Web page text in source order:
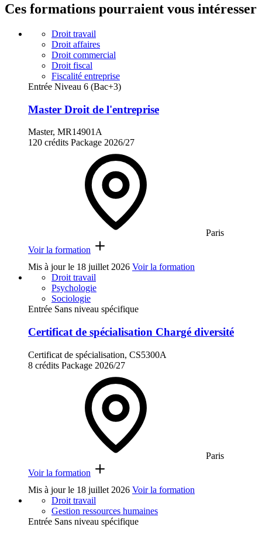
Ces formations pourraient vous intéresser
Droit travail
Droit affaires
Droit commercial
Droit fiscal
Fiscalité entreprise
Entrée Niveau 6 (Bac+3)
Master Droit de l'entreprise
Master, MR14901A
120 crédits Package 2026/27
Paris
Voir la formation
Mis à jour le 18 juillet 2026 Voir la formation
Droit travail
Psychologie
Sociologie
Entrée Sans niveau spécifique
Certificat de spécialisation Chargé diversité
Certificat de spécialisation, CS5300A
8 crédits Package 2026/27
Paris
Voir la formation
Mis à jour le 18 juillet 2026 Voir la formation
Droit travail
Gestion ressources humaines
Entrée Sans niveau spécifique